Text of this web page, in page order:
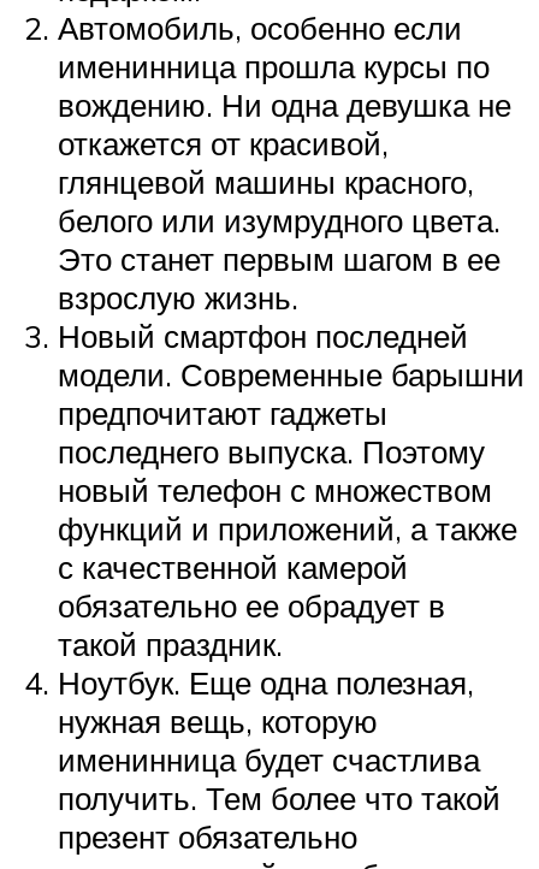
Автомобиль, особенно если
именинница прошла курсы по
вождению. Ни одна девушка не
откажется от красивой,
глянцевой машины красного,
белого или изумрудного цвета.
Это станет первым шагом в ее
взрослую жизнь.
Новый смартфон последней
модели. Современные барышни
предпочитают гаджеты
последнего выпуска. Поэтому
новый телефон с множеством
функций и приложений, а также
с качественной камерой
обязательно ее обрадует в
такой праздник.
Ноутбук. Еще одна полезная,
нужная вещь, которую
именинница будет счастлива
получить. Тем более что такой
презент обязательно